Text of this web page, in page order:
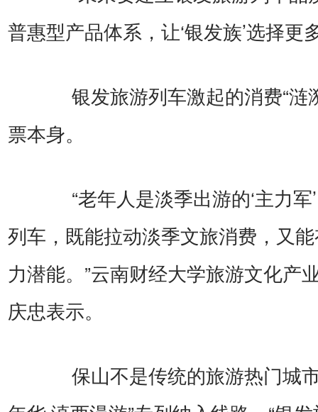
普惠型产品体系，让‘银发族’选择更
银发旅游列车激起的消费“涟
票本身。
“老年人是淡季出游的‘主力军
列车，既能拉动淡季文旅消费，又
力潜能。”云南财经大学旅游文化产
庆忠表示。
保山不是传统的旅游热门城市